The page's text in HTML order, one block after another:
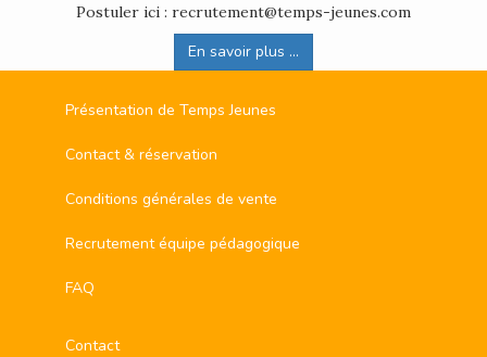
Postuler ici : recrutement@temps-jeunes.com
En savoir plus ...
Présentation de Temps Jeunes
Contact & réservation
Conditions générales de vente
Recrutement équipe pédagogique
FAQ
Contact